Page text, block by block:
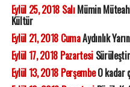
Eylül 25, 2018 SalıMümin
Kültür
Eylül 21, 2018 CumaAydınlık
Eylül 17, 2018 Pazartesi
Eylül 13, 2018 PerşembeO kadar